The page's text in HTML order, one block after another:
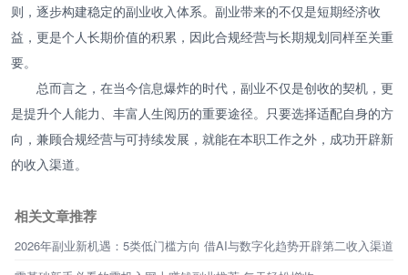
则，逐步构建稳定的副业收入体系。副业带来的不仅是短期经济收
益，更是个人长期价值的积累，因此合规经营与长期规划同样至关重
要。
总而言之，在当今信息爆炸的时代，副业不仅是创收的契机，更
是提升个人能力、丰富人生阅历的重要途径。只要选择适配自身的方
向，兼顾合规经营与可持续发展，就能在本职工作之外，成功开辟新
的收入渠道。
相关文章推荐
2026年副业新机遇：5类低门槛方向 借AI与数字化趋势开辟第二收入渠道